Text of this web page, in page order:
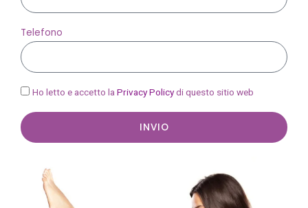
Telefono
Ho letto e accetto la Privacy Policydi questo sitio web
INVIO